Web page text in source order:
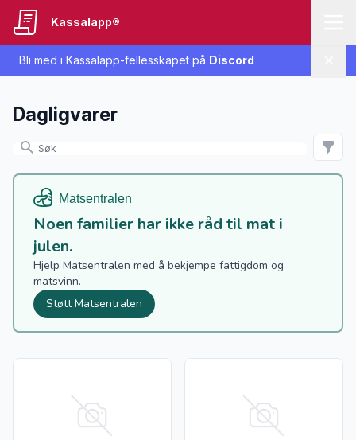
Bli med i Kassalapp-fellesskapet på Discord
Kassalapp®
Dagligvarer
Noen familier har ikke råd til mat i
julen.
Hjelp Matsentralen med å bekjempe fattigdom og
matsvinn.
Støtt Matsentralen